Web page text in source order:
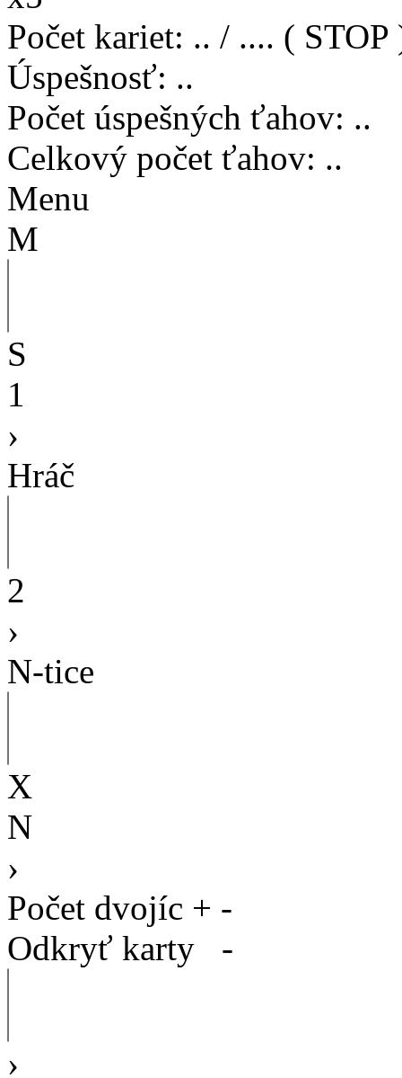
Počet kariet: .. / .... ( STOP
Úspešnosť: ..
Počet úspešných ťahov: ..
Celkový počet ťahov: ..
Menu
M
S
1
›
Hráč
2
›
N-tice
X
N
›
Počet dvojíc + -
Odkryť karty
-
›